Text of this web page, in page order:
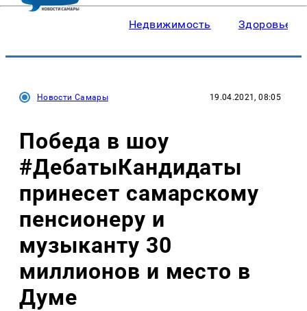
Недвижимость Здоровье
Новости Самары 19.04.2021, 08:05
Победа в шоу
#ДебатыКандидаты
принесет самарскому
пенсионеру и
музыканту 30
миллионов и место в
Думе